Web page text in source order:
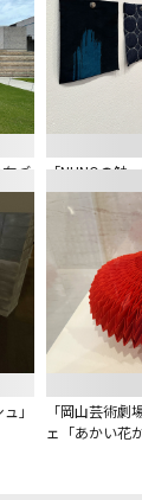
づ
が
「NUNOの触
」
「岡山芸術
ェ「あかい花